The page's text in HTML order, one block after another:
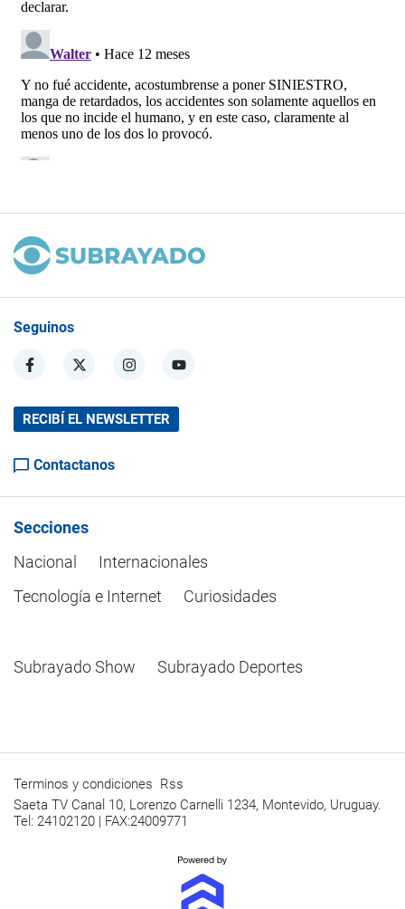
Seguinos
RECIBÍ EL NEWSLETTER
Contactanos
Secciones
Nacional
Internacionales
Tecnología e Internet
Curiosidades
Subrayado Show Subrayado Deportes
Terminos y condiciones Rss
Saeta TV Canal 10, Lorenzo Carnelli 1234, Montevido, Uruguay.
Tel: 24102120 | FAX:24009771